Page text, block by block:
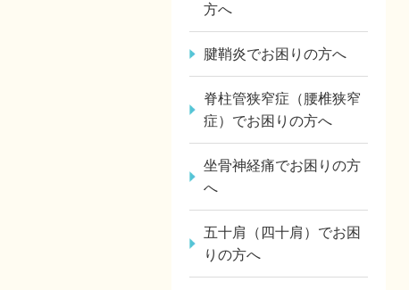
方へ
腱鞘炎でお困りの方へ
脊柱管狭窄症（腰椎狭窄
症）でお困りの方へ
坐骨神経痛でお困りの方
へ
五十肩（四十肩）でお困
りの方へ